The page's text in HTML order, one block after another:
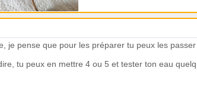
je pense que pour les préparer tu peux les
tu peux en mettre 4 ou 5 et tester ton eau